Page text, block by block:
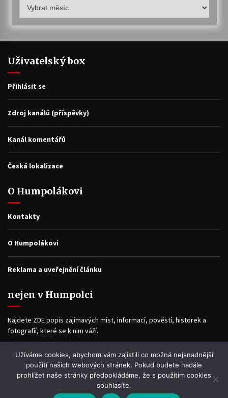
archiv
Uživatelský box
Přihlásit se
Zdroj kanálů (příspěvky)
Kanál komentářů
Česká lokalizace
O Humpolákovi
Kontakty
O Humpolákovi
Reklama a uveřejnění článku
nejen v Humpolci
Najdete ZDE popis zajímavých míst, informací, pověstí, historek a
fotografíí, které se k nim váží.
Facebook
Užíváme cookies, abychom vám zajistili co možná nejsnadnější
použití našich webových stránek. Pokud budete nadále
prohlížet naše stránky předpokládáme, že s použitím cookies
souhlasíte.